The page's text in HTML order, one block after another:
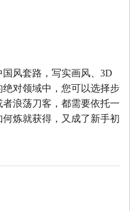
风套路，写实画风、3D
对领域中，您可以选择步
浪荡刀客，都需要依托一
炼就获得，又成了新手初